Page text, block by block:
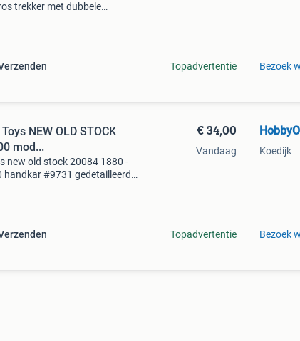
trekker met dubbele
Topadvertentie Bezoek
NEW OLD STOCK
mod...
new old stock 20084 1880 -
handkar #9731 gedetailleerd
€ 34,00
Vandaag
Topadvertentie
Koedijk
Bezoek